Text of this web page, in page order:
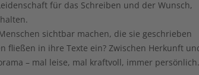
für das Schreiben und der Wunsch,
sichtbar machen, die sie geschrieben
fließen in ihre Texte ein? Zwischen Herkunft
– mal leise, mal kraftvoll, immer persönlich.